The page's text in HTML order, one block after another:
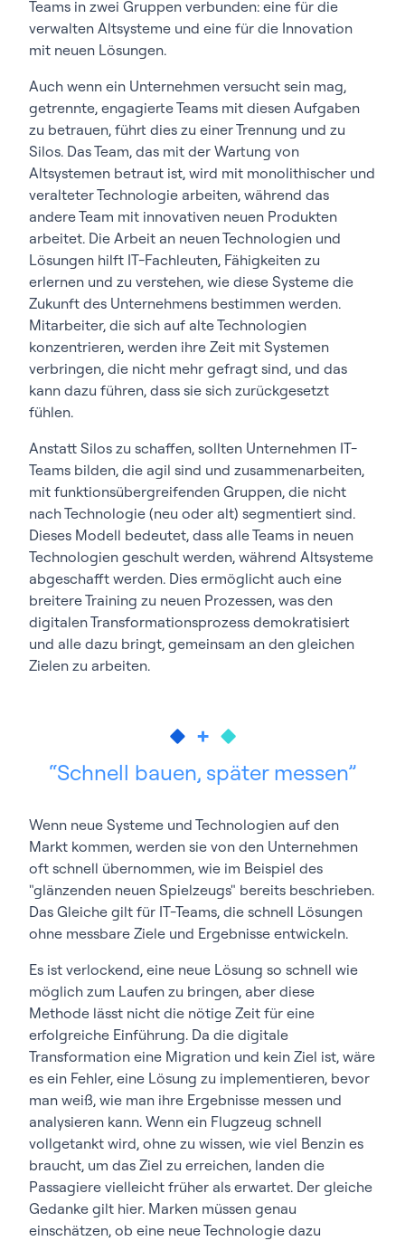
Teams in zwei Gruppen verbunden: eine für die
verwalten Altsysteme und eine für die Innovation
mit neuen Lösungen.
Auch wenn ein Unternehmen versucht sein mag,
getrennte, engagierte Teams mit diesen Aufgaben
zu betrauen, führt dies zu einer Trennung und zu
Silos. Das Team, das mit der Wartung von
Altsystemen betraut ist, wird mit monolithischer und
veralteter Technologie arbeiten, während das
andere Team mit innovativen neuen Produkten
arbeitet. Die Arbeit an neuen Technologien und
Lösungen hilft IT-Fachleuten, Fähigkeiten zu
erlernen und zu verstehen, wie diese Systeme die
Zukunft des Unternehmens bestimmen werden.
Mitarbeiter, die sich auf alte Technologien
konzentrieren, werden ihre Zeit mit Systemen
verbringen, die nicht mehr gefragt sind, und das
kann dazu führen, dass sie sich zurückgesetzt
fühlen.
Anstatt Silos zu schaffen, sollten Unternehmen IT-
Teams bilden, die agil sind und zusammenarbeiten,
mit funktionsübergreifenden Gruppen, die nicht
nach Technologie (neu oder alt) segmentiert sind.
Dieses Modell bedeutet, dass alle Teams in neuen
Technologien geschult werden, während Altsysteme
abgeschafft werden. Dies ermöglicht auch eine
breitere Training zu neuen Prozessen, was den
digitalen Transformationsprozess demokratisiert
und alle dazu bringt, gemeinsam an den gleichen
Zielen zu arbeiten.
Schnell bauen, später messen
Wenn neue Systeme und Technologien auf den
Markt kommen, werden sie von den Unternehmen
oft schnell übernommen, wie im Beispiel des
"glänzenden neuen Spielzeugs" bereits beschrieben.
Das Gleiche gilt für IT-Teams, die schnell Lösungen
ohne messbare Ziele und Ergebnisse entwickeln.
Es ist verlockend, eine neue Lösung so schnell wie
möglich zum Laufen zu bringen, aber diese
Methode lässt nicht die nötige Zeit für eine
erfolgreiche Einführung. Da die digitale
Transformation eine Migration und kein Ziel ist, wäre
es ein Fehler, eine Lösung zu implementieren, bevor
man weiß, wie man ihre Ergebnisse messen und
analysieren kann. Wenn ein Flugzeug schnell
vollgetankt wird, ohne zu wissen, wie viel Benzin es
braucht, um das Ziel zu erreichen, landen die
Passagiere vielleicht früher als erwartet. Der gleiche
Gedanke gilt hier. Marken müssen genau
einschätzen, ob eine neue Technologie dazu